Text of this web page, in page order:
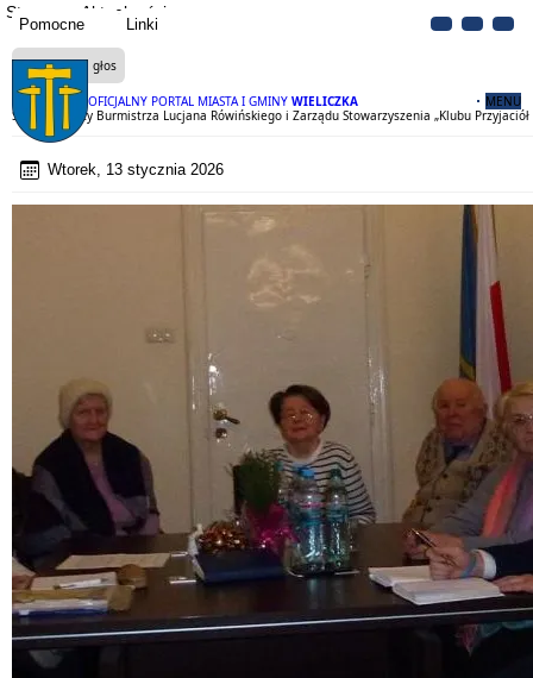
Pomocne Linki
OFICJALNY PORTAL MIASTA I GMINY WIELICZKA MENU
Strona Aktualności
Czytaj na głos
Spotkanie z-cy Burmistrza Lucjana Rówińskiego i Zarządu Stowarzyszenia „Klubu
Wtorek, 13 stycznia 2026